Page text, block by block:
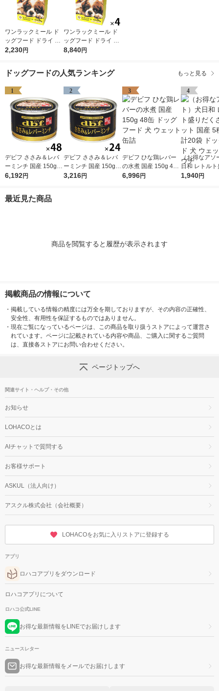
ワンラックミール ド
ッグフード ドライ 成
犬用 総合栄養食 国産
EC限定
2,230円
ワンラックミール ド
ッグフード ドライ 成
犬用 総合栄養食 国産
EC限定
8,840円
ドッグフードの人気ランキング もっと見る
1
デビフ ささみ＆レバ
ーミンチ 国産 150g 4
8缶 ドッグフード 犬
6,192円
2
デビフ ささみ＆レバ
ーミンチ 国産 150g 2
4缶 ドッグフード 犬
3,216円
3
デビフ ひな鶏レバー
の水煮 国産 150g 48
缶 ドッグフード 犬 ウ
6,996円
4
（お得なアソ
日和 レトル
くさんセット
1,940円
最近見た商品
商品を閲覧すると履歴が表示されます
掲載商品の情報について
・ 掲載している情報の精度には万全を期しておりますが、その内容の正確性、
安全性、有用性を保証するものではありません。
・ 現在ご覧になっているページは、この商品を取り扱うストアによって運営さ
れています。ページに記載されている内容や商品、ご購入に関するご質問
は、直接各ストアにお問い合わせください。
ページトップへ
関連サイト・ヘルプ・その他
お知らせ
LOHACOとは
AIチャットで質問する
お客様サポート
ASKUL（法人向け）
アスクル株式会社（会社概要）
LOHACOをお気に入りストアに登録する
アプリ
ロハコアプリをダウンロード
ロハコアプリについて
ロハコ公式LINE
お得な最新情報をLINEでお届けします
ニュースレター
お得な最新情報をメールでお届けします